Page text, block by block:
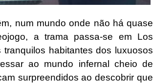
num mundo onde não há quase
a trama passa-se em Los
habitantes dos luxuosos
ao mundo infernal cheio de
surpreendidos ao descobrir que